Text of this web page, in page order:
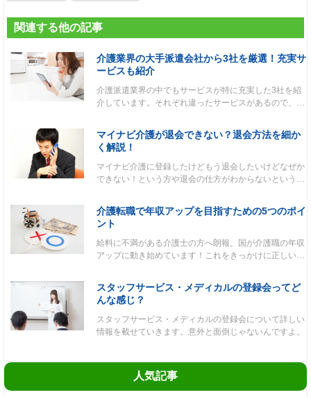
関連する他の記事
介護業界の大手派遣会社から3社を厳選！充実サ
ービスも紹介
介護派遣業界の中でもサービスが特に充実した3社を紹
介しています。それぞれ違ったサービスがあるので、…
マイナビ介護が退会できない？退会方法を細か
く解説！
マイナビ介護に登録したけどもう退会したいけどなぜか
できない！という方や退会の仕方がわからないという…
介護転職で年収アップを目指すための5つのポイ
ント
給料に不満がある介護士の方へ朗報。国が介護職の年収
アップに動き始めています！これをきっかけに正しい…
スタッフサービス・メディカルの登録会ってど
んな感じ？
スタッフサービス・メディカルの登録会について詳しい
情報を載せていきます。意外と面倒じゃないんですよ。
人気記事